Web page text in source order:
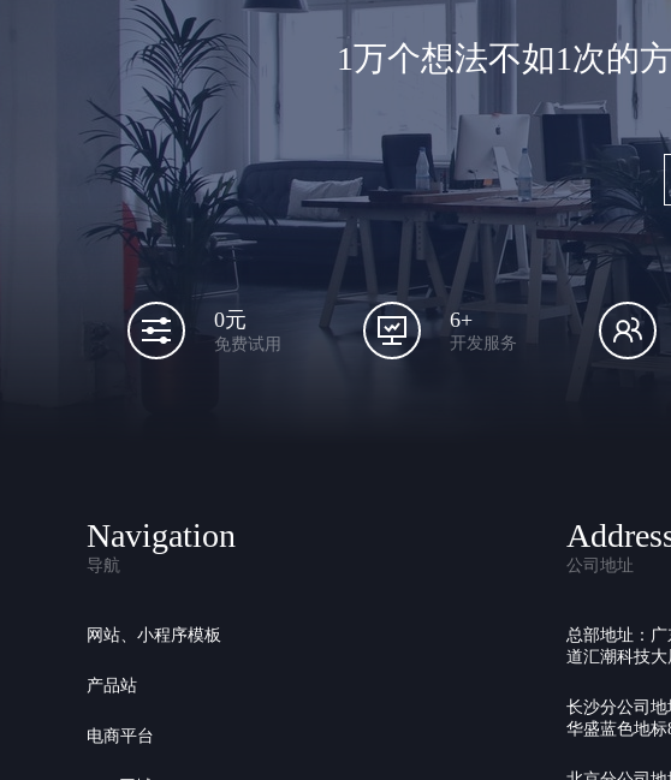
1万个想法不如1次的
0元
免费试用
6+
开发服务
Navigation
导航
网站、小程序模板
产品站
电商平台
公司地址
总部地址：
道汇潮科技大
长沙分公司
华盛蓝色地标